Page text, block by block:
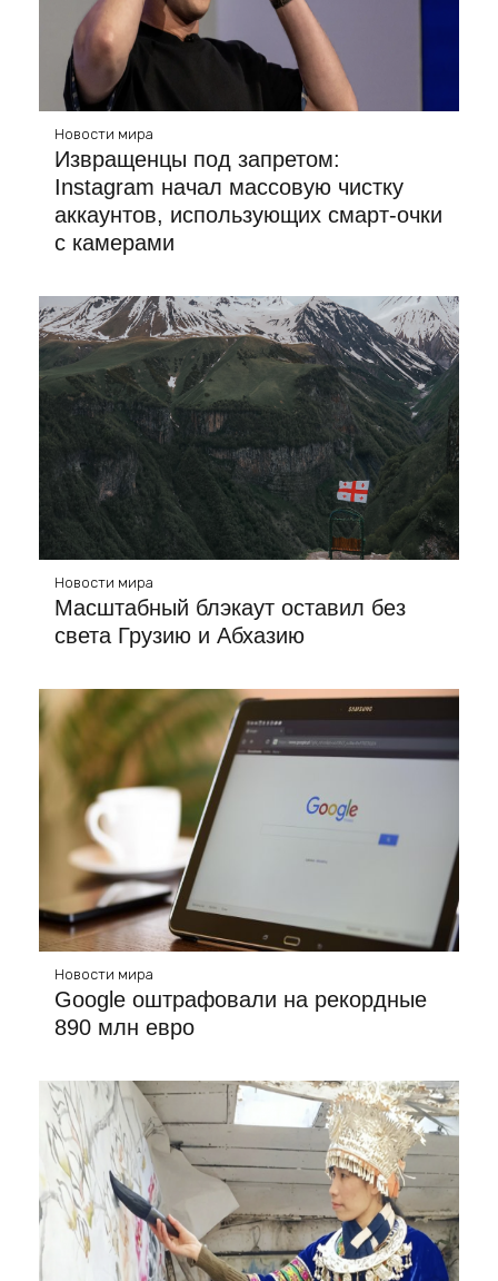
Новости мира
Извращенцы под запретом:
Instagram начал массовую чистку
аккаунтов, использующих смарт-очки
с камерами
Новости мира
Масштабный блэкаут оставил без
света Грузию и Абхазию
Новости мира
Google оштрафовали на рекордные
890 млн евро